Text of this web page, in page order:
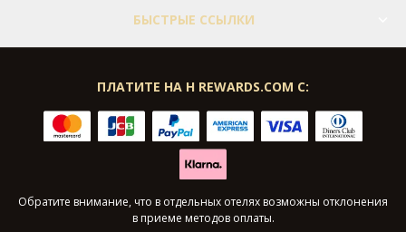
БЫСТРЫЕ ССЫЛКИ
ПЛАТИТЕ НА H REWARDS.COM С:
Обратите внимание, что в отдельных отелях возможны отклонения
в приеме методов оплаты.